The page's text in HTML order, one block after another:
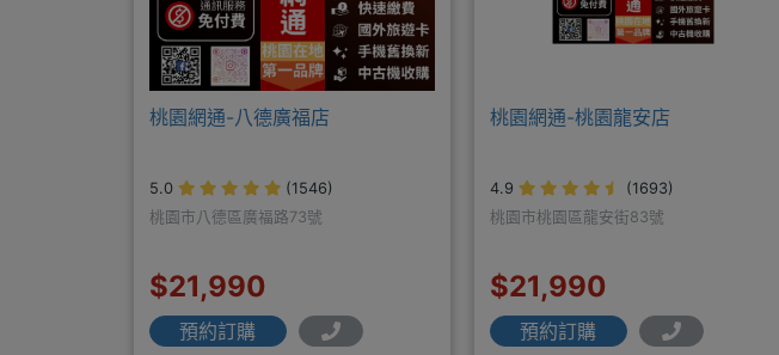
桃園網通-八德廣福店
5.0
(1546)
桃園市八德區廣福路73號
$21,990
預約訂購
桃園網通-桃園龍安店
4.9
(1693)
桃園市桃園區龍安街83號
$21,990
預約訂購